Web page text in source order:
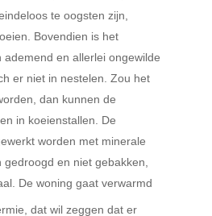
te oogsten zijn,
Bovendien is het
en allerlei ongewilde
er niet in nestelen. Zou het
dan kunnen de
in koeienstallen. De
worden met minerale
en niet gebakken,
De woning gaat verwarmd
dat wil zeggen dat er